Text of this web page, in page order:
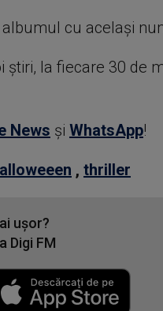
cu acelaşi
știri, la fiecare 30 de
News şi WhatsApp!
, thriller
ușor?
Digi FM